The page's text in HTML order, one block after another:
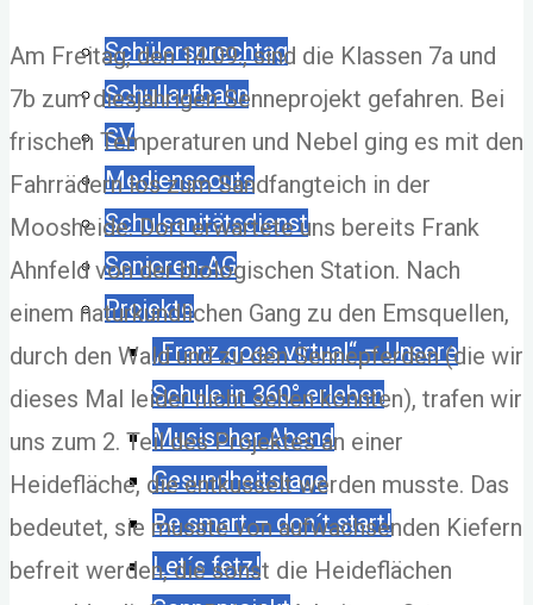
Schülersprechtag
Schullaufbahn
SV
Medienscouts
Schulsanitätsdienst
Senioren-AG
Projekte
„Franz goes virtual“ – Unsere
Schule in 360° erleben
Musischer Abend
Gesundheitstage
Be smart – don´t start!
Let´s fetz!
Am Freitag, den 14.09., sind die Klassen 7a und
7b zum diesjährigen Senneprojekt gefahren. Bei
frischen Temperaturen und Nebel ging es mit den
Fahrrädern los zum Sandfangteich in der
Moosheide. Dort erwartete uns bereits Frank
Ahnfeld von der biologischen Station. Nach
einem naturkundlichen Gang zu den Emsquellen,
durch den Wald und zu den Sennepferden (die wir
dieses Mal leider nicht sehen konnten), trafen wir
uns zum 2. Teil des Projektes an einer
Heidefläche, die entkusselt werden musste. Das
bedeutet, sie musste von aufwachsenden Kiefern
befreit werden, die sonst die Heideflächen